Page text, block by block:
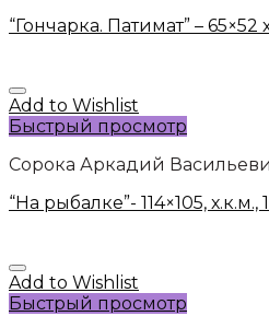
“Гончарка. Патимат” –
Add to Wishlist
Быстрый просмотр
Сорока Аркадий
“На рыбалке”- 114×105, х.к.м.,
Add to Wishlist
Быстрый просмотр